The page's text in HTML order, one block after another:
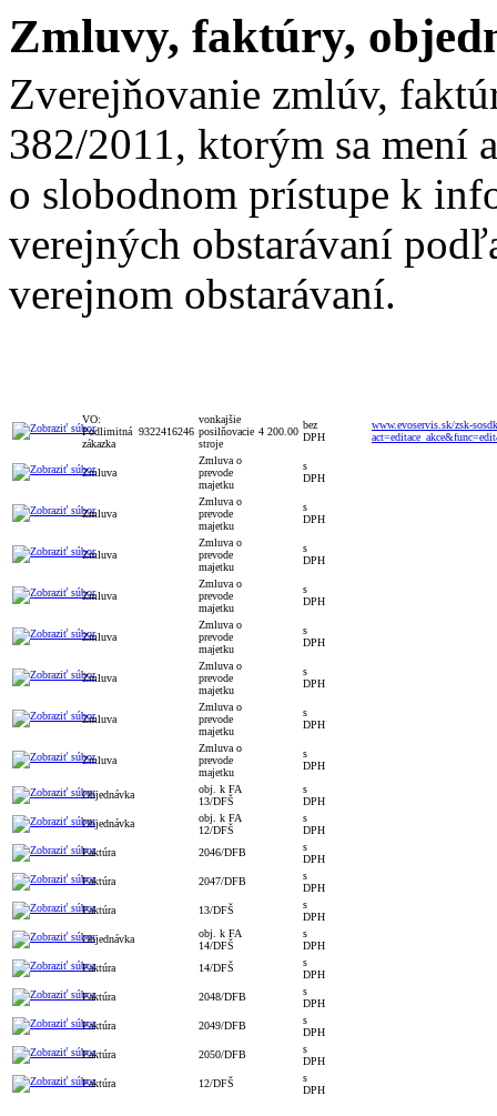
Zmluvy, faktúry,
Zverejňovanie zmlúv,
382/2011, ktorým sa mení
o slobodnom prístupe k
verejných obstarávaní
verejnom obstarávaní.
VO:
Podlimitná
zákazka
9322416246
vonkajšie
posilňovacie
stroje
4 200.00
bez
DPH
www.evoservis.sk/zsk-
Zmluva
Zmluva o
prevode
majetku
s
DPH
Zmluva
Zmluva o
prevode
majetku
s
DPH
Zmluva
Zmluva o
prevode
majetku
s
DPH
Zmluva
Zmluva o
prevode
majetku
s
DPH
Zmluva
Zmluva o
prevode
majetku
s
DPH
Zmluva
Zmluva o
prevode
majetku
s
DPH
Zmluva
Zmluva o
prevode
majetku
s
DPH
Zmluva
Zmluva o
prevode
majetku
s
DPH
Objednávka
obj. k FA
13/DFŠ
s
DPH
Objednávka
obj. k FA
12/DFŠ
s
DPH
Faktúra
2046/DFB
s
DPH
Faktúra
2047/DFB
s
DPH
Faktúra
13/DFŠ
s
DPH
Objednávka
obj. k FA
14/DFŠ
s
DPH
Faktúra
14/DFŠ
s
DPH
Faktúra
2048/DFB
s
DPH
Faktúra
2049/DFB
s
DPH
Faktúra
2050/DFB
s
DPH
Faktúra
12/DFŠ
s
DPH